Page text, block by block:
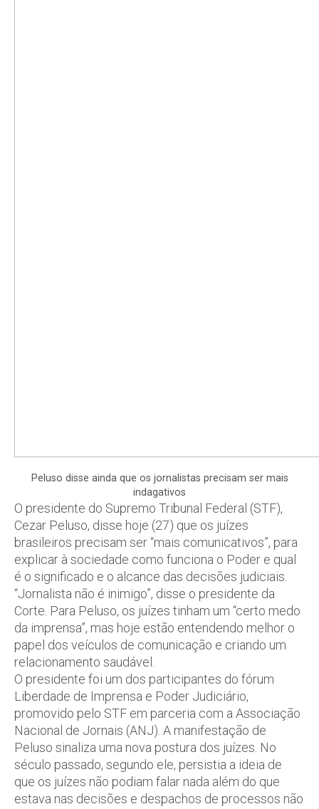
Peluso disse ainda que os jornalistas precisam ser mais
indagativos
O presidente do Supremo Tribunal Federal (STF),
Cezar Peluso, disse hoje (27) que os juízes
brasileiros precisam ser “mais comunicativos”, para
explicar à sociedade como funciona o Poder e qual
é o significado e o alcance das decisões judiciais.
“Jornalista não é inimigo”, disse o presidente da
Corte. Para Peluso, os juízes tinham um “certo medo
da imprensa”, mas hoje estão entendendo melhor o
papel dos veículos de comunicação e criando um
relacionamento saudável.
O presidente foi um dos participantes do fórum
Liberdade de Imprensa e Poder Judiciário,
promovido pelo STF em parceria com a Associação
Nacional de Jornais (ANJ). A manifestação de
Peluso sinaliza uma nova postura dos juízes. No
século passado, segundo ele, persistia a ideia de
que os juízes não podiam falar nada além do que
estava nas decisões e despachos de processos não